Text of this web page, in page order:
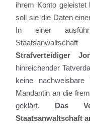
ihrem Konto geleistet
soll sie die Daten
In einer
Strafverteidiger
hinreichender
keine nachweisbare
Mandantin an die
geklärt. Das
Staatsanwaltschaft